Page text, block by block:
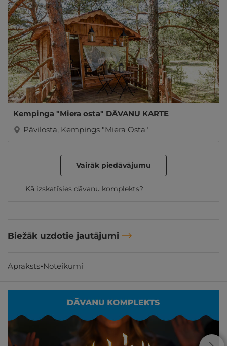
Kempinga "Miera osta" DĀVANU KARTE
Pāvilosta, Kempings "Miera Osta"
Vairāk piedāvājumu
Kā izskatīsies dāvanu komplekts?
Biežāk uzdotie jautājumi
Apraksts Noteikumi
Līdzīgi atpūtas piedāvājumi